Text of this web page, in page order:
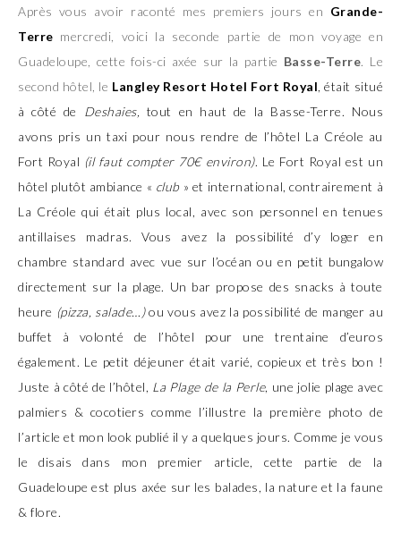
Après vous avoir raconté mes premiers jours en Grande-
Terre mercredi, voici la seconde partie de mon voyage en
Guadeloupe, cette fois-ci axée sur la partie Basse-Terre. Le
second hôtel, le Langley Resort Hotel Fort Royal, était situé
à côté de Deshaies, tout en haut de la Basse-Terre. Nous
avons pris un taxi pour nous rendre de l’hôtel La Créole au
Fort Royal (il faut compter 70€ environ). Le Fort Royal est un
hôtel plutôt ambiance « club » et international, contrairement à
La Créole qui était plus local, avec son personnel en tenues
antillaises madras. Vous avez la possibilité d’y loger en
chambre standard avec vue sur l’océan ou en petit bungalow
directement sur la plage. Un bar propose des snacks à toute
heure (pizza, salade…)ou vous avez la possibilité de manger au
buffet à volonté de l’hôtel pour une trentaine d’euros
également. Le petit déjeuner était varié, copieux et très bon !
Juste à côté de l’hôtel, La Plage de la Perle, une jolie plage avec
palmiers & cocotiers comme l’illustre la première photo de
l’article et mon look publié il y a quelques jours. Comme je vous
le disais dans mon premier article, cette partie de la
Guadeloupe est plus axée sur les balades, la nature et la faune
& flore.